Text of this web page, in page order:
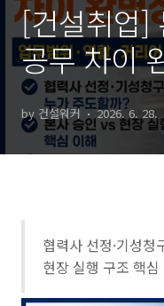
[건설취업]
공무 차이
위·역할·
by 건설워커 2026. 6. 28.
협력사 선정·기성
현장 실행 구조 핵심